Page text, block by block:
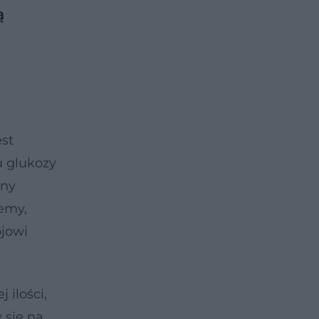
glukozy
ilości,